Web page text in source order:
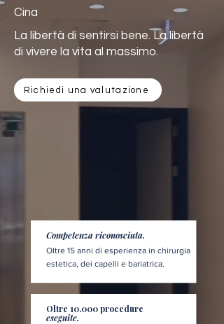
Cina
La libertà di sentirsi bene. La libertà
di vivere la vita al massimo.
Richiedi una valutazione
Competenza riconosciuta.
Oltre 15 anni di esperienza in chirurgia
estetica, dei capelli e bariatrica.
Oltre 10.000 procedure
eseguite.